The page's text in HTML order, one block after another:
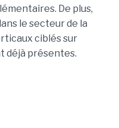
De plus,
le secteur de la
ciblés sur
déjà présentes.